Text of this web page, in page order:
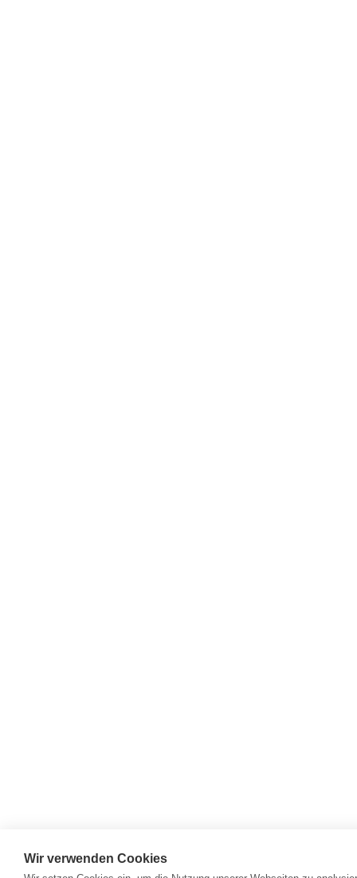
Wir verwenden Cookies